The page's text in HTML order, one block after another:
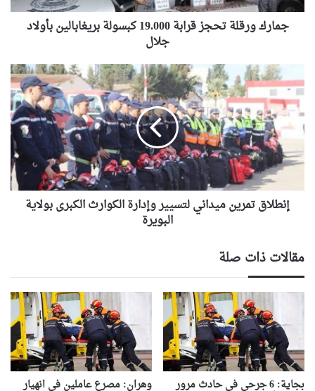
جلال
جمارك ورقلة تحجز قرابة 19.000 كبسولة بريغابالين بأولاد
جلال
إنطلاق
تمرين
ميداني
لتسيير
وإدارة
الكوارث
الكبرى
بولاية
البويرة
إنطلاق تمرين ميداني لتسيير وإدارة الكوارث الكبرى بولاية
البويرة
مقالات ذات صلة
بجاية: 6 جرحى في حادث مرور وهران: مصرع عاملين في انهيار